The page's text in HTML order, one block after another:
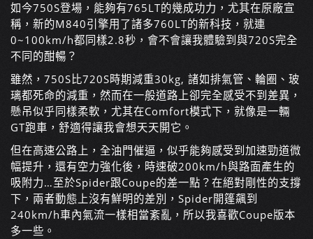
如今750S登場，能夠有765LT的幾成功力，尤其在原廠宣
稱，新的M840引擎用了諸多760LT的新科技，就連
0~100km/h都同樣2.8秒，會不會讓我體驗到與720S完全
不同的酣暢？
雖然，750S比720S時期減重30kg, 諸如排氣管、輪圈、玻
璃都死命的減重，然而在一般道路上卻完全感受不到差異，
懸吊似乎同樣柔軟，尤其在Comfort模式下，就像是一輛
GT跑車，舒適得讓我會想天天開它。
但在高速公路上，全油門催逼，似乎能夠感受到加速勁道微
幅提升，還有空力強化後，時速破200km/h與路面產生的
吸附力…至於Spider跟Coupe的差一點？在絕對剛性的支撐
下，兩者動態上沒有鮮明的差別，Spider開篷飆到
240km/h車內氣流一樣相當紊亂，所以我喜歡Coupe版本
多一些。